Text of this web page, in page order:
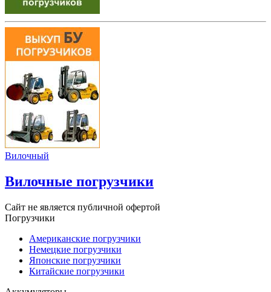
Вилочный
Вилочные погрузчики
Сайт не является публичной офертой
Погрузчики
Американские погрузчики
Немецкие погрузчики
Японские погрузчики
Китайские погрузчики